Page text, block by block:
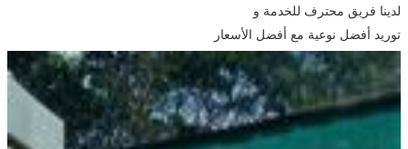
لدينا فريق محترف للخدمة و
توريد أفضل نوعية مع أفضل الأسعار